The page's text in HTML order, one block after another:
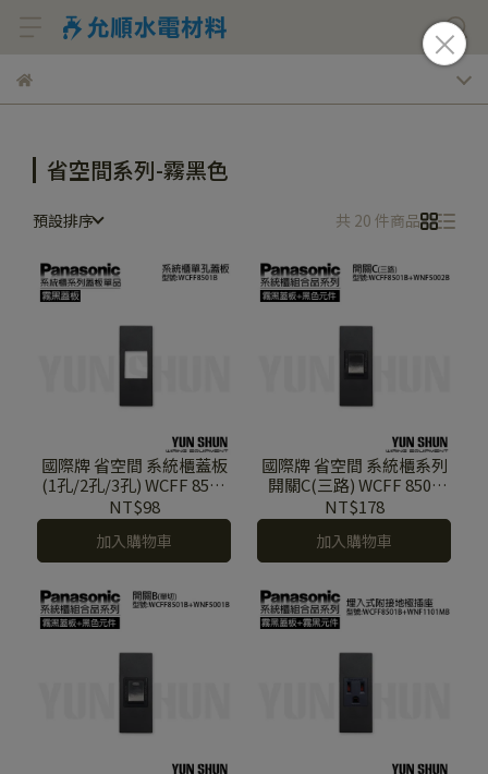
省空間系列-霧黑色
預設排序 共 20 件商品
國際牌 省空間 系統櫃蓋板
(1孔/2孔/3孔) WCFF 8501
B / WCFF 8502 B / WCFF
8503 B (霧黑色單品)
NT$98
加入購物車
國際牌 省空間 系統櫃系列
開關C(三路) WCFF 8501
B+WNF 5002 B (霧黑色蓋
板+黑色元件)
NT$178
加入購物車